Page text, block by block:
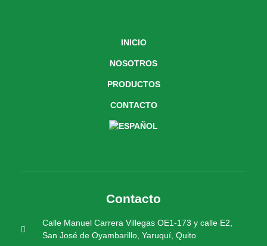
INICIO
NOSOTROS
PRODUCTOS
CONTACTO
Contacto
Calle Manuel Carrera Villegas OE1-173 y calle E2,
San José de Oyambarillo, Yaruquí, Quito